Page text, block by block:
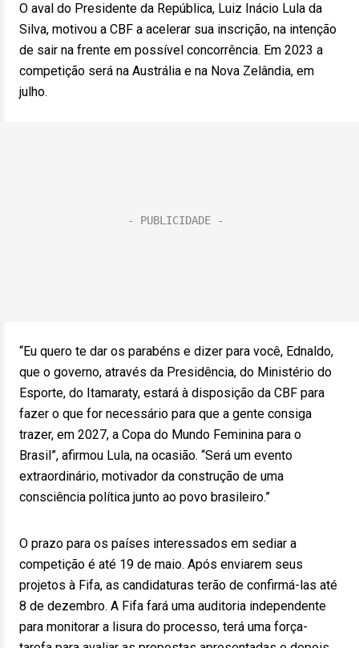
O aval do Presidente da República, Luiz Inácio Lula da
Silva, motivou a CBF a acelerar sua inscrição, na intenção
de sair na frente em possível concorrência. Em 2023 a
competição será na Austrália e na Nova Zelândia, em
julho.
“Eu quero te dar os parabéns e dizer para você, Ednaldo,
que o governo, através da Presidência, do Ministério do
Esporte, do Itamaraty, estará à disposição da CBF para
fazer o que for necessário para que a gente consiga
trazer, em 2027, a Copa do Mundo Feminina para o
Brasil”, afirmou Lula, na ocasião. “Será um evento
extraordinário, motivador da construção de uma
consciência política junto ao povo brasileiro.”
O prazo para os países interessados em sediar a
competição é até 19 de maio. Após enviarem seus
projetos à Fifa, as candidaturas terão de confirmá-las até
8 de dezembro. A Fifa fará uma auditoria independente
para monitorar a lisura do processo, terá uma força-